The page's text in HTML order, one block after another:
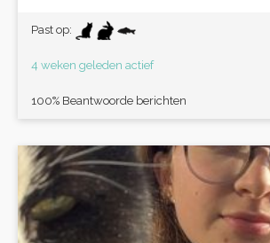
Past op:
4 weken geleden actief
100% Beantwoorde berichten